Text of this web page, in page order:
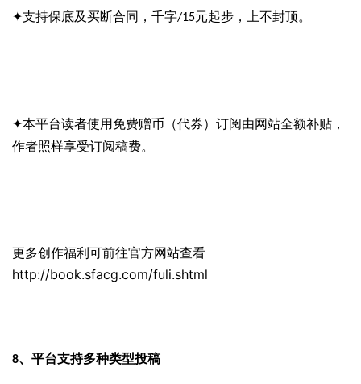
✦支持保底及买断合同，千字/15元起步，上不封顶。
✦本平台读者使用免费赠币（代券）订阅由网站全额补贴，
作者照样享受订阅稿费。
更多创作福利可前往官方网站查看
http://book.sfacg.com/fuli.shtml
8、 平台支持多种类型投稿